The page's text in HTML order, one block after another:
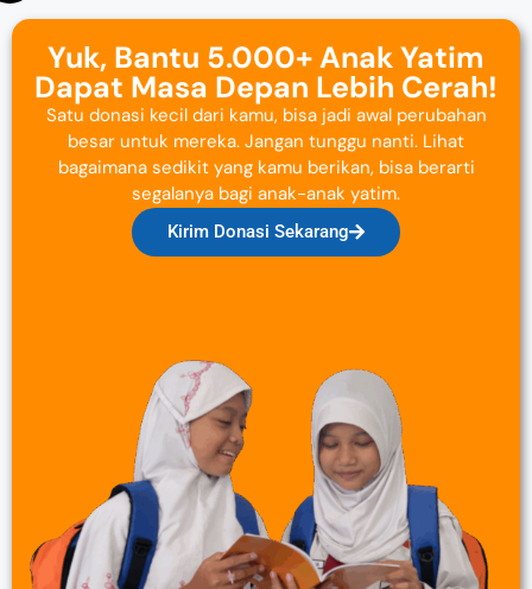
Yuk, Bantu 5.000+ Anak Yatim
Dapat Masa Depan Lebih Cerah!
Satu donasi kecil dari kamu, bisa jadi awal perubahan
besar untuk mereka. Jangan tunggu nanti. Lihat
bagaimana sedikit yang kamu berikan, bisa berarti
segalanya bagi anak-anak yatim.
Kirim Donasi Sekarang